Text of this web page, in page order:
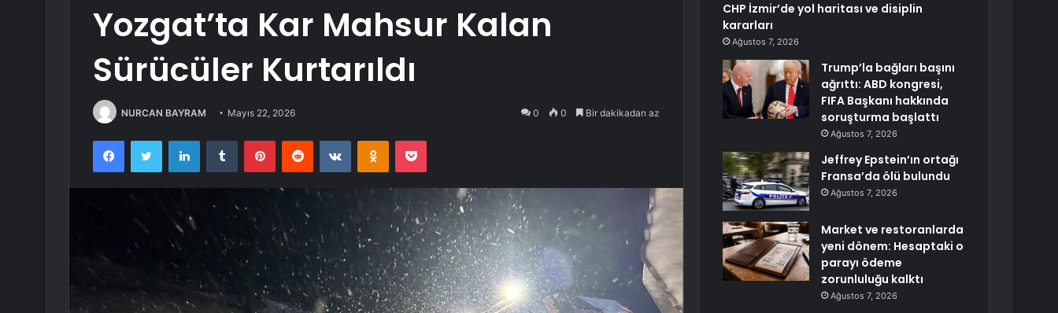
Yozgat’ta Kar Mahsur Kalan
Sürücüler Kurtarıldı
NURCAN BAYRAM Mayıs 22, 2026 0 0 Bir dakikadan az
FacebookTwitter LinkedInTumblr PinterestReddit VKontakteOdnoklassniki
Pocket
CHP İzmir’de yol haritası ve disiplin
kararları
Ağustos 7, 2026
Trump’la bağları başını
ağrıttı: ABD kongresi,
FIFA Başkanı hakkında
soruşturma başlattı
Ağustos 7, 2026
Jeffrey Epstein’ın ortağı
Fransa’da ölü bulundu
Ağustos 7, 2026
Market ve restoranlarda
yeni dönem: Hesaptaki o
parayı ödeme
zorunluluğu kalktı
Ağustos 7, 2026